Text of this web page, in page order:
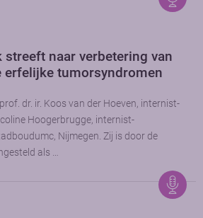
streeft naar verbetering van
erfelijke tumorsyndromen
dr. ir. Koos van der Hoeven, internist-
Hoogerbrugge, internist-
Nijmegen. Zij is door de
als …